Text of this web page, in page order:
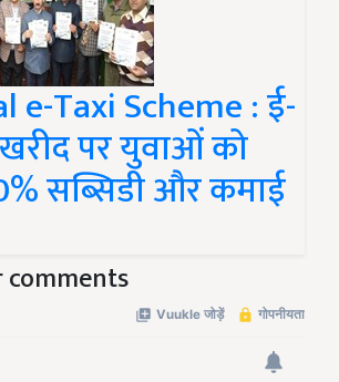
e-Taxi Scheme : ई-
पर युवाओं को
सब्सिडी और कमाई